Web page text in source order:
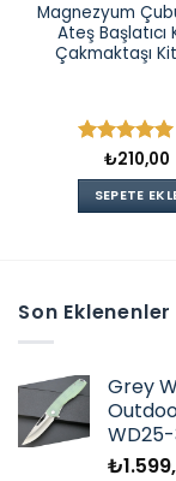
Magnezyum
Ateş Başlatıcı
Çakmaktaşı
5 üzerinden
5oy aldı
₺210,00
SEPETE
Son Eklenenler
Grey
₺